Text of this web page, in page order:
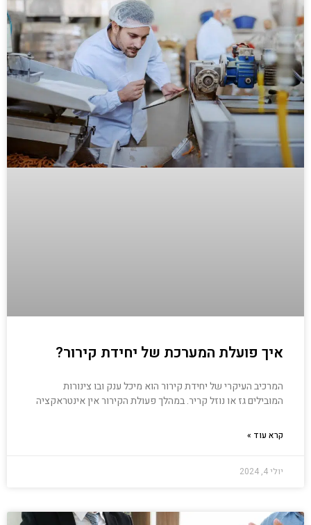
איך פועלת המערכת של יחידת קירור?
המרכיב העיקרי של יחידת קירור הוא מיכל ענק ובו צינורות
המובילים גז או נוזל קריר. במהלך פעולת הקירור אין אינטראקציה
קרא עוד »
יולי 4, 2024